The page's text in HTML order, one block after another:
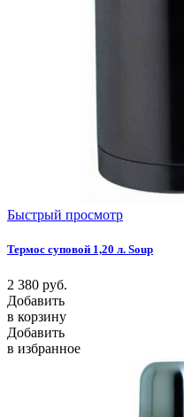
Быстрый просмотр
Термос суповой 1,20 л. Soup
2 380 руб.
Добавить
в корзину
Добавить
в избранное